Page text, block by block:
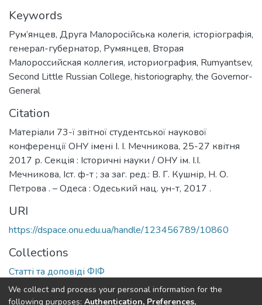
Keywords
Рум’янцев, Друга Малоросійська колегія, історіографія,
генерал-губернатор, Румянцев, Вторая
Малороссийская коллегия, историография, Rumyantsev,
Second Little Russian College, historiography, the Governor-
General
Citation
Матеріали 73-ї звітної студентської наукової
конференції ОНУ імені І. І. Мечникова, 25-27 квітня
2017 р. Секція : Історичні науки / ОНУ ім. І.І.
Мечникова, Іст. ф-т ; за заг. ред.: В. Г. Кушнір, Н. О.
Петрова . – Одеса : Одеський нац. ун-т, 2017 .
URI
https://dspace.onu.edu.ua/handle/123456789/10860
Collections
Статті та доповіді ФІФ
Full item page
We collect and process your personal information for the
following purposes: Authentication, Preferences,